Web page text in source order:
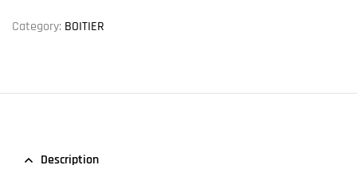
Category: BOITIER
Description